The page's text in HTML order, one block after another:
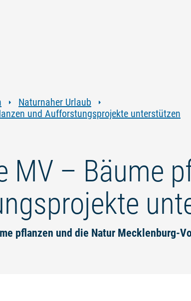
Naturnaher Urlaub
und Aufforstungsprojekte unterstützen
MV – Bäume
pflanzen und die Natur Mecklenburg-